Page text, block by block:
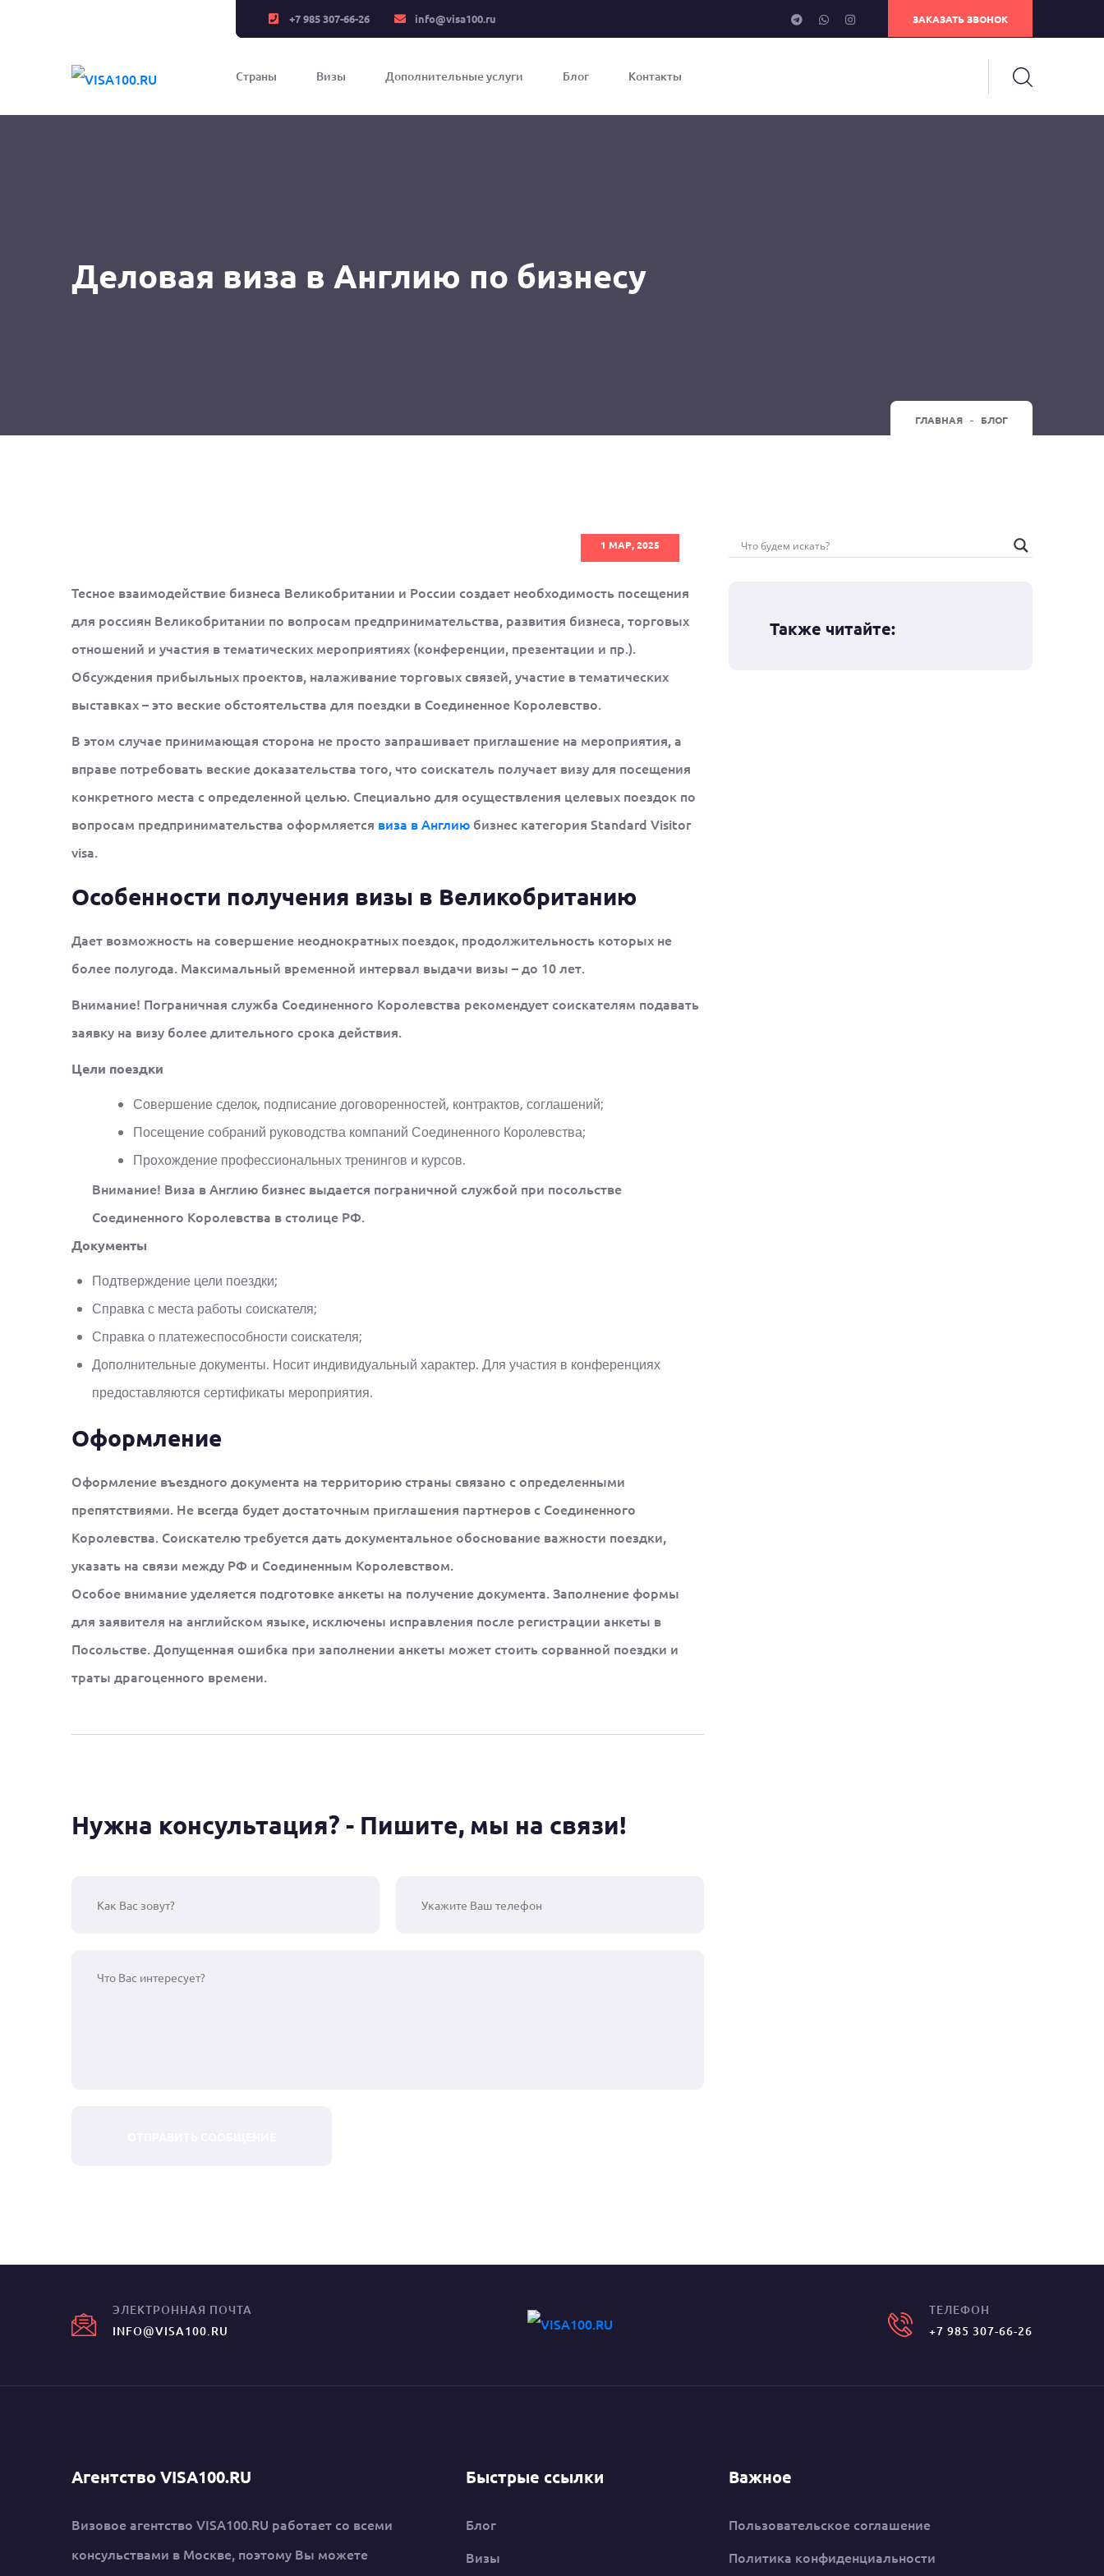
+7 985 307-66-26 info@visa100.ru ЗАКАЗАТЬ ЗВОНОК
Страны Визы Дополнительные услуги Блог Контакты
Деловая виза в Англию по бизнесу
ГЛАВНАЯ БЛОГ
1 МАР, 2025
Тесное взаимодействие бизнеса Великобритании и России создает необходимость посещения
для россиян Великобритании по вопросам предпринимательства, развития бизнеса, торговых
отношений и участия в тематических мероприятиях (конференции, презентации и пр.).
Обсуждения прибыльных проектов, налаживание торговых связей, участие в тематических
выставках – это веские обстоятельства для поездки в Соединенное Королевство.
В этом случае принимающая сторона не просто запрашивает приглашение на мероприятия, а
вправе потребовать веские доказательства того, что соискатель получает визу для посещения
конкретного места с определенной целью. Специально для осуществления целевых поездок по
вопросам предпринимательства оформляется виза в Англию бизнес категория Standard Visitor
visa.
Особенности получения визы в Великобританию
Дает возможность на совершение неоднократных поездок, продолжительность которых не
более полугода. Максимальный временной интервал выдачи визы – до 10 лет.
Внимание! Пограничная служба Соединенного Королевства рекомендует соискателям подавать
заявку на визу более длительного срока действия.
Цели поездки
Совершение сделок, подписание договоренностей, контрактов, соглашений;
Посещение собраний руководства компаний Соединенного Королевства;
Прохождение профессиональных тренингов и курсов.
Внимание! Виза в Англию бизнес выдается пограничной службой при посольстве
Соединенного Королевства в столице РФ.
Документы
Подтверждение цели поездки;
Справка с места работы соискателя;
Справка о платежеспособности соискателя;
Дополнительные документы. Носит индивидуальный характер. Для участия в конференциях
предоставляются сертификаты мероприятия.
Оформление
Оформление въездного документа на территорию страны связано с определенными
препятствиями. Не всегда будет достаточным приглашения партнеров с Соединенного
Королевства. Соискателю требуется дать документальное обоснование важности поездки,
указать на связи между РФ и Соединенным Королевством.
Особое внимание уделяется подготовке анкеты на получение документа. Заполнение формы
для заявителя на английском языке, исключены исправления после регистрации анкеты в
Посольстве. Допущенная ошибка при заполнении анкеты может стоить сорванной поездки и
траты драгоценного времени.
Нужна консультация? - Пишите, мы на связи!
Также читайте:
ЭЛЕКТРОННАЯ ПОЧТА
INFO@VISA100.RU
ТЕЛЕФОН
+7 985 307-66-26
Агентство VISA100.RU
Визовое агентство VISA100.RU работает со всеми
консульствами в Москве, поэтому Вы можете
Быстрые ссылки
Блог
Визы
Важное
Пользовательское соглашение
Политика конфиденциальности